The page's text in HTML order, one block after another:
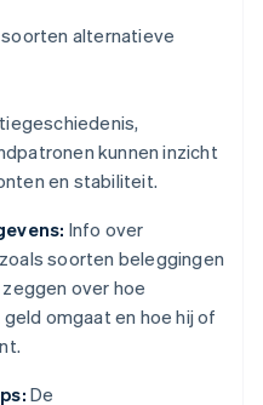
soorten alternatieve
kunnen inzicht
en stabiliteit.
Info over
soorten beleggingen
over hoe
omgaat en hoe hij of
De